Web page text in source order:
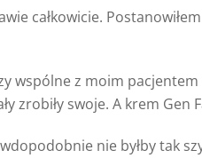
całkowicie.
wspólne z moim
zrobiły swoje. A krem
nie byłby tak